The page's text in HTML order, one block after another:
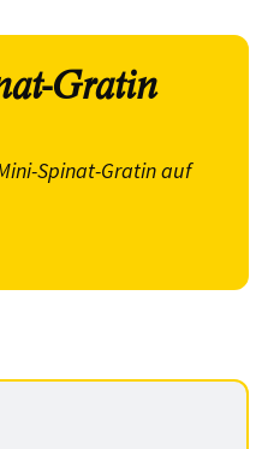
Gratin
Spinat-Gratin auf